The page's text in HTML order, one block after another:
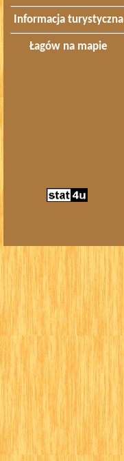
Informacja turystyczna
Łagów na mapie